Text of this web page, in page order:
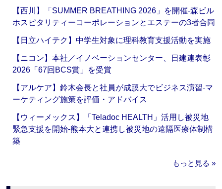
【西川】「SUMMER BREATHING 2026」を開催‐森ビル
ホスピタリティーコーポレーションとエステーの3者合同
【日立ハイテク】中学生対象に理科教育支援活動を実施
【ニコン】本社／イノベーションセンター、日建連表彰
2026「67回BCS賞」を受賞
【アルケア】鈴木会長と社員が成蹊大でビジネス演習‐マ
ーケティング施策を評価・アドバイス
【ウィーメックス】「Teladoc HEALTH」活用し被災地
緊急支援を開始‐熊本大と連携し被災地の遠隔医療体制構
築
もっと見る »